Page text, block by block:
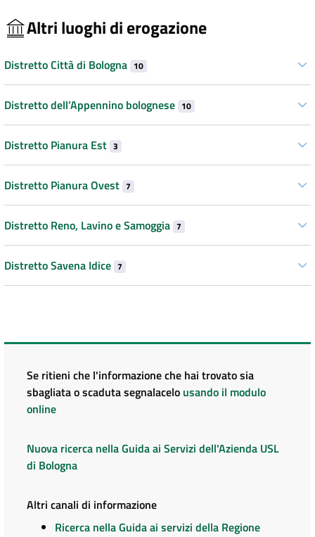
Altri luoghi di erogazione
Distretto Città di Bologna 10
Distretto dell’Appennino bolognese 10
Distretto Pianura Est 3
Distretto Pianura Ovest 7
Distretto Reno, Lavino e Samoggia 7
Distretto Savena Idice 7
Se ritieni che l'informazione che hai trovato sia
sbagliata o scaduta segnalacelo usando il modulo
online
Nuova ricerca nella Guida ai Servizi dell'Azienda USL
di Bologna
Altri canali di informazione
Ricerca nella Guida ai servizi della Regione